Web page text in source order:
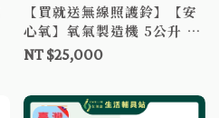
【買就送無線照護鈴】【安
心氧】氧氣製造機 5公升 組
合販售 麗臺 8D01B 指尖式
NT $25,000